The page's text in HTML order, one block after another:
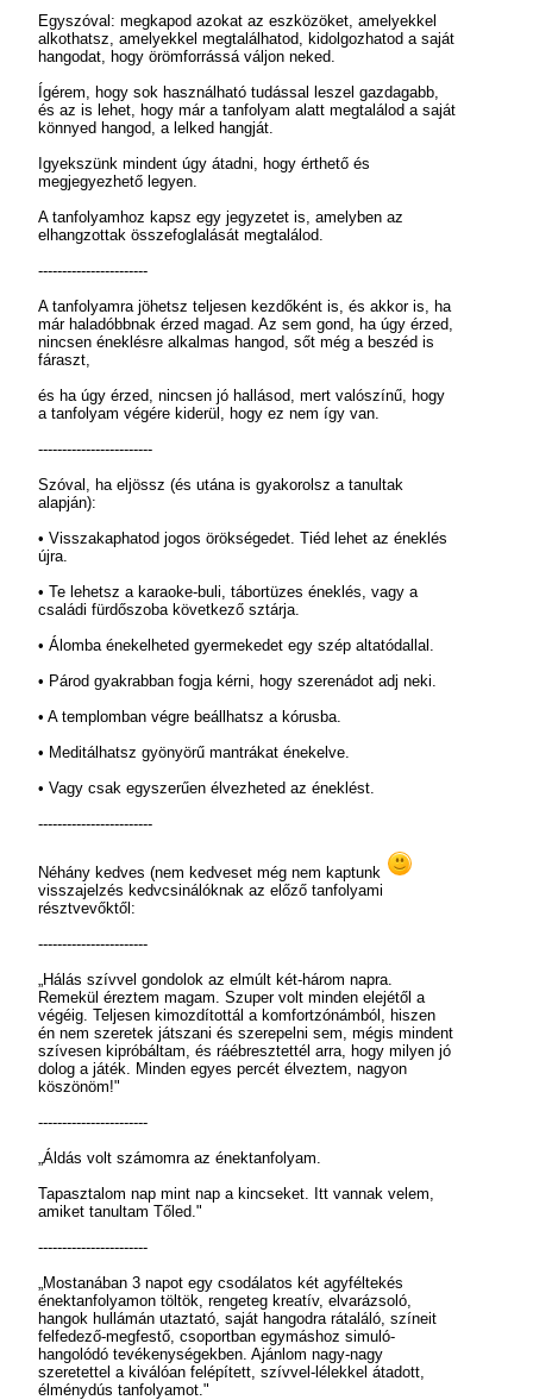
Egyszóval: megkapod azokat az eszközöket, amelyekkel
alkothatsz, amelyekkel megtalálhatod, kidolgozhatod a saját
hangodat, hogy örömforrássá váljon neked.
Ígérem, hogy sok használható tudással leszel gazdagabb,
és az is lehet, hogy már a tanfolyam alatt megtalálod a saját
könnyed hangod, a lelked hangját.
Igyekszünk mindent úgy átadni, hogy érthető és
megjegyezhető legyen.
A tanfolyamhoz kapsz egy jegyzetet is, amelyben az
elhangzottak összefoglalását megtalálod.
-----------------------
A tanfolyamra jöhetsz teljesen kezdőként is, és akkor is, ha
már haladóbbnak érzed magad. Az sem gond, ha úgy érzed,
nincsen éneklésre alkalmas hangod, sőt még a beszéd is
fáraszt,
és ha úgy érzed, nincsen jó hallásod, mert valószínű, hogy
a tanfolyam végére kiderül, hogy ez nem így van.
------------------------
Szóval, ha eljössz (és utána is gyakorolsz a tanultak
alapján):
• Visszakaphatod jogos örökségedet. Tiéd lehet az éneklés
újra.
• Te lehetsz a karaoke-buli, tábortüzes éneklés, vagy a
családi fürdőszoba következő sztárja.
• Álomba énekelheted gyermekedet egy szép altatódallal.
• Párod gyakrabban fogja kérni, hogy szerenádot adj neki.
• A templomban végre beállhatsz a kórusba.
• Meditálhatsz gyönyörű mantrákat énekelve.
• Vagy csak egyszerűen élvezheted az éneklést.
------------------------
Néhány kedves (nem kedveset még nem kaptunk
visszajelzés kedvcsinálóknak az előző tanfolyami
résztvevőktől:
-----------------------
„Hálás szívvel gondolok az elmúlt két-három napra.
Remekül éreztem magam. Szuper volt minden elejétől a
végéig. Teljesen kimozdítottál a komfortzónámból, hiszen
én nem szeretek játszani és szerepelni sem, mégis mindent
szívesen kipróbáltam, és ráébresztettél arra, hogy milyen jó
dolog a játék. Minden egyes percét élveztem, nagyon
köszönöm!"
-----------------------
„Áldás volt számomra az énektanfolyam.
Tapasztalom nap mint nap a kincseket. Itt vannak velem,
amiket tanultam Tőled."
-----------------------
„Mostanában 3 napot egy csodálatos két agyféltekés
énektanfolyamon töltök, rengeteg kreatív, elvarázsoló,
hangok hullámán utaztató, saját hangodra rátaláló, színeit
felfedező-megfestő, csoportban egymáshoz simuló-
hangolódó tevékenységekben. Ajánlom nagy-nagy
szeretettel a kiválóan felépített, szívvel-lélekkel átadott,
élménydús tanfolyamot."